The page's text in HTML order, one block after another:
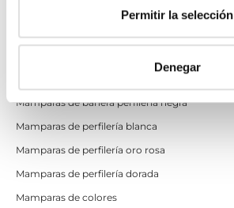
Permitir la selección
Denegar
Mamparas de bañera perfilería negra
Mamparas de perfilería blanca
Mamparas de perfilería oro rosa
Mamparas de perfilería dorada
Mamparas de colores